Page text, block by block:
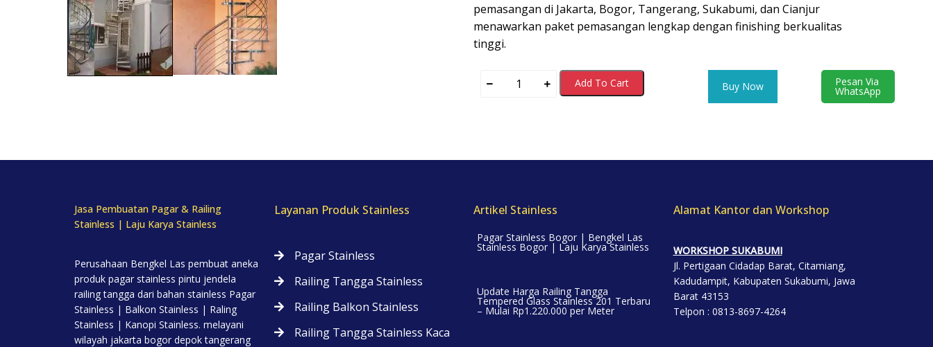
pemasangan di Jakarta, Bogor, Tangerang, Sukabumi, dan Cianjur
menawarkan paket pemasangan lengkap dengan finishing berkualitas
tinggi.
Railing
Add To Cart Buy Now Pesan Via
WhatsApp
Jasa Pembuatan Pagar & Railing
Stainless | Laju Karya Stainless
Perusahaan Bengkel Las pembuat aneka
produk pagar stainless pintu jendela
railing tangga dari bahan stainless Pagar
Stainless | Balkon Stainless | Raling
Stainless | Kanopi Stainless. melayani
wilayah jakarta bogor depok tangerang
Layanan Produk Stainless
Pagar Stainless
Railing Tangga Stainless
Railing Balkon Stainless
Railing Tangga Stainless Kaca
Artikel Stainless
Pagar Stainless Bogor | Bengkel Las
Stainless Bogor | Laju Karya Stainless
Update Harga Railing Tangga
Tempered Glass Stainless 201 Terbaru
– Mulai Rp1.220.000 per Meter
Alamat Kantor dan Workshop
WORKSHOP SUKABUMI
Jl. Pertigaan Cidadap Barat, Citamiang,
Kadudampit, Kabupaten Sukabumi, Jawa
Barat 43153
Telpon : 0813-8697-4264